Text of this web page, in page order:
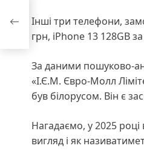
Інші три телефони,
грн, iPhone 13 128GB
За даними пошуково-
«І.Є.М. Євро-Молл
був білорусом. Він є
Нагадаємо, у 2025 році
вигляд і як